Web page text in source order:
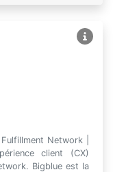
Network |
client (CX)
Bigblue est la